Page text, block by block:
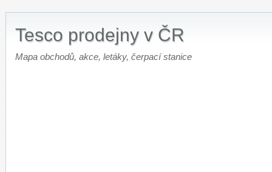
Tesco prodejny v ČR
Mapa obchodů, akce, letáky, čerpací stanice